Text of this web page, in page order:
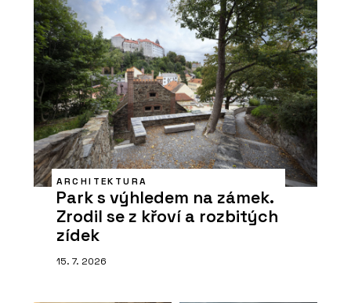
ARCHITEKTURA
Park s výhledem na zámek.
Zrodil se z křoví a rozbitých
zídek
15. 7. 2026